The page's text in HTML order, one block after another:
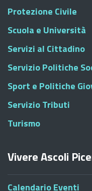
Protezione Civile
Scuola e Università
Servizi al Cittadino
Servizio Politiche
Sport e Politiche
Servizio Tributi
Turismo
Vivere Ascoli
Calendario Eventi